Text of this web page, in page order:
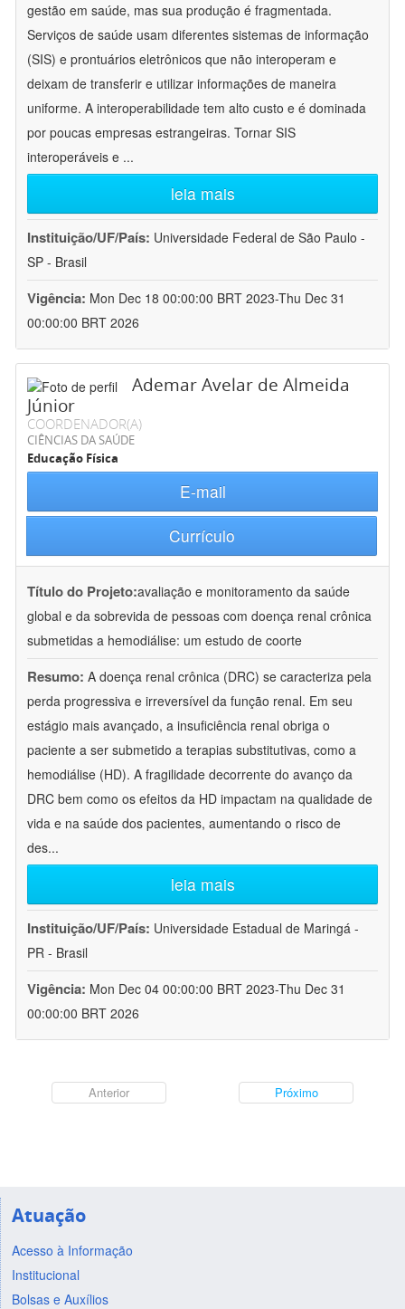
gestão em saúde, mas sua produção é fragmentada.
Serviços de saúde usam diferentes sistemas de informação
(SIS) e prontuários eletrônicos que não interoperam e
deixam de transferir e utilizar informações de maneira
uniforme. A interoperabilidade tem alto custo e é dominada
por poucas empresas estrangeiras. Tornar SIS
interoperáveis e ...
leia mais
Instituição/UF/País: Universidade Federal de São Paulo -
SP - Brasil
Vigência: Mon Dec 18 00:00:00 BRT 2023-Thu Dec 31
00:00:00 BRT 2026
Ademar Avelar de Almeida
Júnior
COORDENADOR(A)
CIÊNCIAS DA SAÚDE
Educação Física
E-mail
Currículo
Título do Projeto:avaliação e monitoramento da saúde
global e da sobrevida de pessoas com doença renal crônica
submetidas a hemodiálise: um estudo de coorte
Resumo: A doença renal crônica (DRC) se caracteriza pela
perda progressiva e irreversível da função renal. Em seu
estágio mais avançado, a insuficiência renal obriga o
paciente a ser submetido a terapias substitutivas, como a
hemodiálise (HD). A fragilidade decorrente do avanço da
DRC bem como os efeitos da HD impactam na qualidade de
vida e na saúde dos pacientes, aumentando o risco de
des...
leia mais
Instituição/UF/País: Universidade Estadual de Maringá -
PR - Brasil
Vigência: Mon Dec 04 00:00:00 BRT 2023-Thu Dec 31
00:00:00 BRT 2026
Anterior Próximo
Atuação
Acesso à Informação
Institucional
Bolsas e Auxílios